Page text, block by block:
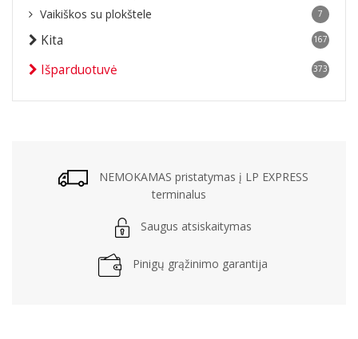
Vaikiškos su plokštele 7
Kita 167
Išparduotuvė 373
NEMOKAMAS pristatymas į LP EXPRESS
terminalus
Saugus atsiskaitymas
Pinigų grąžinimo garantija